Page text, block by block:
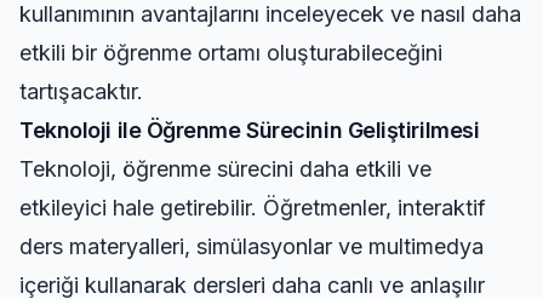
kullanımının avantajlarını inceleyecek ve nasıl daha
etkili bir öğrenme ortamı oluşturabileceğini
tartışacaktır.
Teknoloji ile Öğrenme Sürecinin Geliştirilmesi
Teknoloji, öğrenme sürecini daha etkili ve
etkileyici hale getirebilir. Öğretmenler, interaktif
ders materyalleri, simülasyonlar ve multimedya
içeriği kullanarak dersleri daha canlı ve anlaşılır